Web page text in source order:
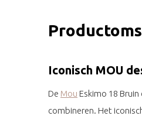
Iconisch MOU
De Mou Eskimo 18
combineren. Het